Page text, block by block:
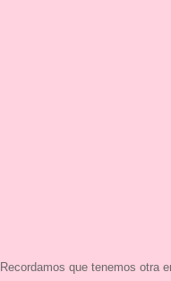
Recordamos que tenemos otra